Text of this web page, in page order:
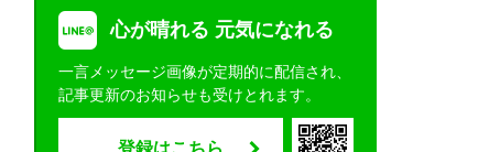
心が晴れる 元気になれる
一言メッセージ画像が定期的に配信され、
記事更新のお知らせも受けとれます。